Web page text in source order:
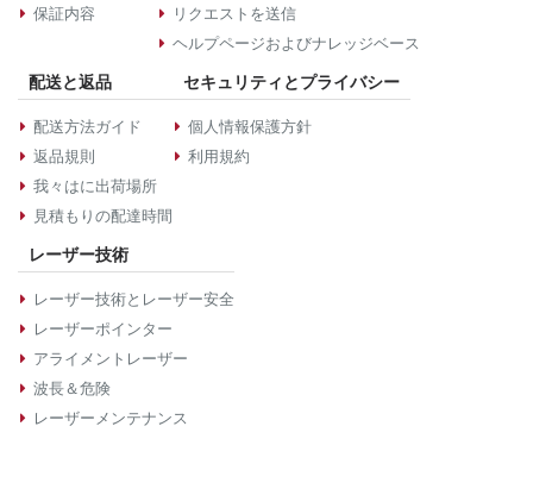
保証内容
リクエストを送信
ヘルプページおよびナレッジベース
配送と返品
配送方法ガイド
返品規則
我々はに出荷場所
見積もりの配達時間
セキュリティとプライバシー
個人情報保護方針
利用規約
レーザー技術
レーザー技術とレーザー安全
レーザーポインター
アライメントレーザー
波長＆危険
レーザーメンテナンス